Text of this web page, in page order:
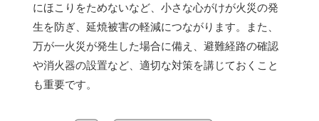
にほこりをためないなど、小さな心がけが火災の発
生を防ぎ、延焼被害の軽減につながります。また、
万が一火災が発生した場合に備え、避難経路の確認
や消火器の設置など、適切な対策を講じておくこと
も重要です。